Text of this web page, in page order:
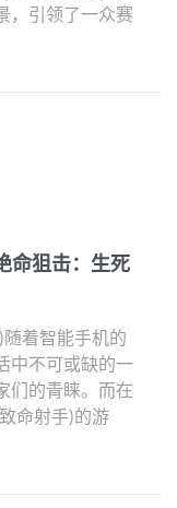
，引领了一众赛
命狙击：生死
着智能手机的
中不可或缺的一
们的青睐。而在
命射手)的游